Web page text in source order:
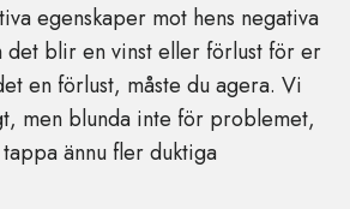
egenskaper mot hens negativa
det blir en vinst eller förlust för er
en förlust, måste du agera.Vi
men blunda inte för problemet,
ännu fler duktiga